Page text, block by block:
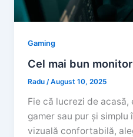
Gaming
Cel mai bun
Radu/August 10, 2025
Fie că lucrezi de
gamer sau pur și
vizuală confortabilă,